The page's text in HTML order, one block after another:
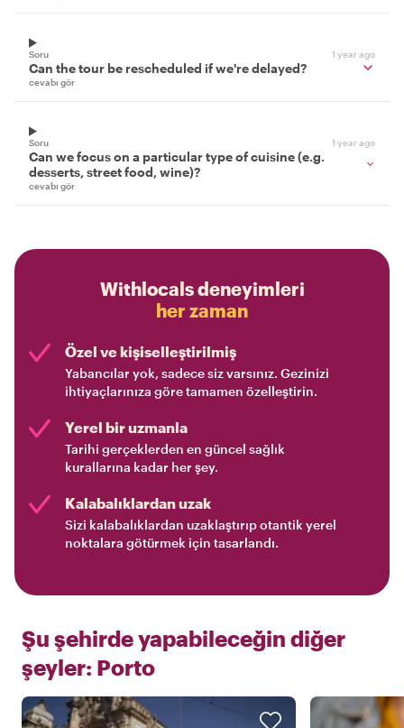
Soru 1 year ago
Can the tour be rescheduled if we're delayed?
cevabı gör
Soru 1 year ago
Can we focus on a particular type of cuisine (e.g.
desserts, street food, wine)?
cevabı gör
Withlocals deneyimleri
her zaman
Özel ve kişiselleştirilmiş
Yabancılar yok, sadece siz varsınız. Gezinizi
ihtiyaçlarınıza göre tamamen özelleştirin.
Yerel bir uzmanla
Tarihi gerçeklerden en güncel sağlık
kurallarına kadar her şey.
Kalabalıklardan uzak
Sizi kalabalıklardan uzaklaştırıp otantik yerel
noktalara götürmek için tasarlandı.
Şu şehirde yapabileceğin diğer
şeyler: Porto